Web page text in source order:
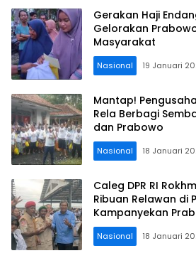
Gerakan Haji
Gelorakan
Masyarakat
Nasional 19 Januari
Mantap!
Rela Berbagi
dan Prabowo
Nasional 18 Januari
Caleg DPR RI
Ribuan Relawan di
Kampanyekan
Putaran
Nasional 18 Januari